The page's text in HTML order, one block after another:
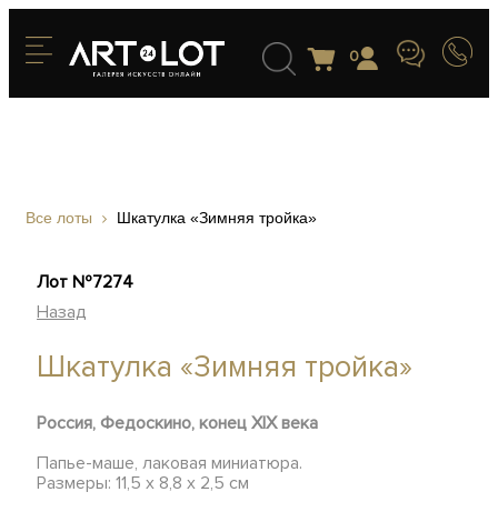
0
Все лоты Шкатулка «Зимняя тройка»
Лот №7274
Назад
Шкатулка «Зимняя тройка»
Россия, Федоскино, конец XIX века
Папье-маше, лаковая миниатюра.
Размеры: 11,5 х 8,8 х 2,5 см